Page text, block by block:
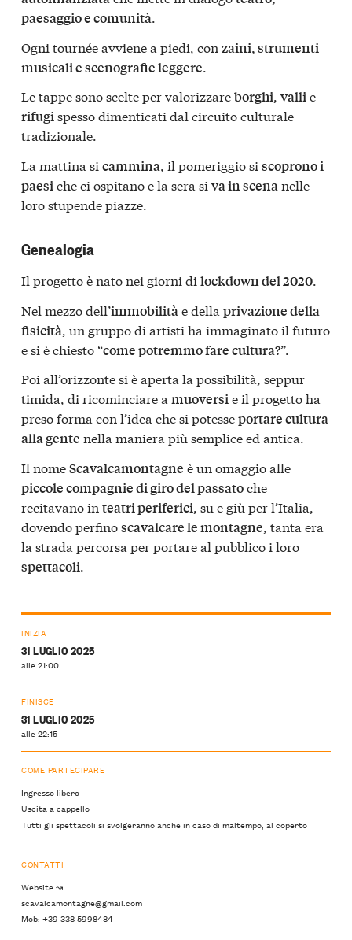
paesaggio e comunità.
Ogni tournée avviene a piedi, con zaini, strumenti
musicali e scenografie leggere.
Le tappe sono scelte per valorizzareborghi, vallie
rifugispesso dimenticati dal circuito culturale
tradizionale.
La mattina si cammina, il pomeriggio si scoprono i
paesiche ci ospitano e la sera si va in scenanelle
loro stupende piazze.
Genealogia
Il progetto è nato nei giorni di lockdown del 2020.
Nel mezzo dell’immobilitàe della privazione della
fisicità, un gruppo di artisti ha immaginato il futuro
e si è chiesto “come potremmo fare cultura?”.
Poi all’orizzonte si è aperta la possibilità, seppur
timida, di ricominciare a muoversie il progetto ha
preso forma con l’idea che si potesseportare cultura
alla gente nella maniera più semplice ed antica.
Il nomeScavalcamontagne è un omaggio alle
piccole compagnie di giro del passatoche
recitavano in teatri periferici, su e giù per l’Italia,
dovendo perfinoscavalcare le montagne, tanta era
la strada percorsa per portare al pubblico i loro
spettacoli.
INIZIA
31 LUGLIO 2025
alle 21:00
FINISCE
31 LUGLIO 2025
alle 22:15
COME PARTECIPARE
Ingresso libero
Uscita a cappello
Tutti gli spettacoli si svolgeranno anche in caso di maltempo, al coperto
CONTATTI
Website ↝
scavalcamontagne@gmail.com
Mob: +39 338 5998484